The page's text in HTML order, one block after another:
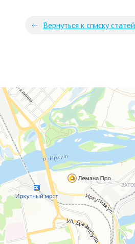
Вернуться к списку статей